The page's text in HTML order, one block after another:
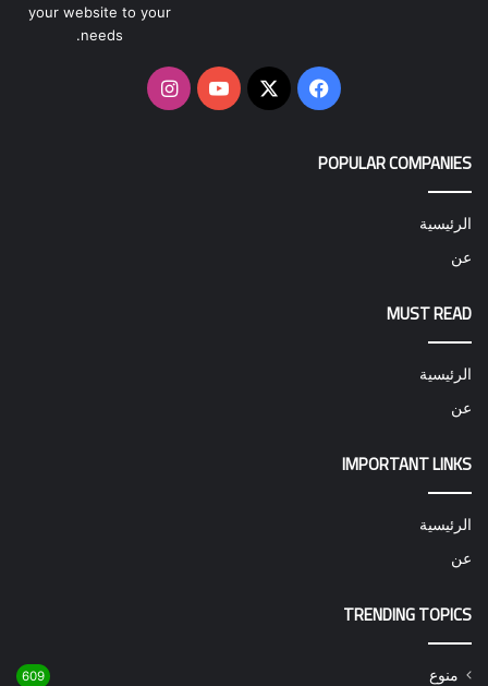
your website to your
needs.
فيسبوك
‫X
‫YouTubeانستقرام
POPULAR COMPANIES
الرئيسية
عن
MUST READ
الرئيسية
عن
IMPORTANT LINKS
الرئيسية
عن
TRENDING TOPICS
منوع 609